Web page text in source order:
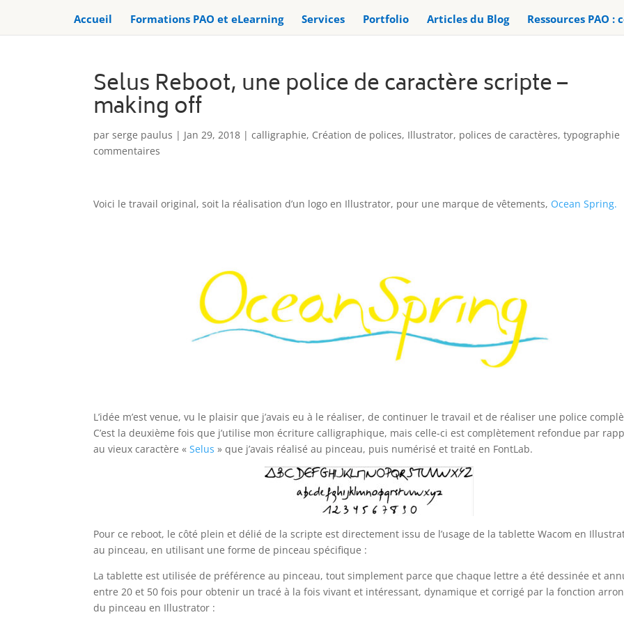
Accueil Formations PAO et eLearning Services Portfolio Articles du Blog Ressources PAO
Selus Reboot, une police de caractère scripte –
making off
parserge paulus | Jan 29, 2018 |calligraphie, Création de polices, Illustrator, polices de caractères,typographie
commentaires
Voici le travail original, soit la réalisation d’un logo en Illustrator, pour une marque de vêtements, Ocean Spring.
L’idée m’est venue, vu le plaisir que j’avais eu à le réaliser, de continuer le travail et de réaliser une police
C’est la deuxième fois que j’utilise mon écriture calligraphique, mais celle-ci est complètement refondue par
au vieux caractère «Selus » que j’avais réalisé au pinceau, puis numérisé et traité en FontLab.
Pour ce reboot, le côté plein et délié de la scripte est directement issu de l’usage de la tablette Wacom en
au pinceau, en utilisant une forme de pinceau spécifique :
La tablette est utilisée de préférence au pinceau, tout simplement parce que chaque lettre a été dessinée et
entre 20 et 50 fois pour obtenir un tracé à la fois vivant et intéressant, dynamique et corrigé par la fonction
du pinceau en Illustrator :